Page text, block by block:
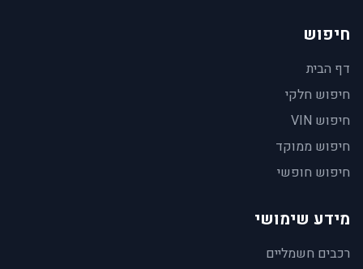
חיפוש
דף הבית
חיפוש חלקי
חיפוש VIN
חיפוש ממוקד
חיפוש חופשי
מידע שימושי
רכבים חשמליים